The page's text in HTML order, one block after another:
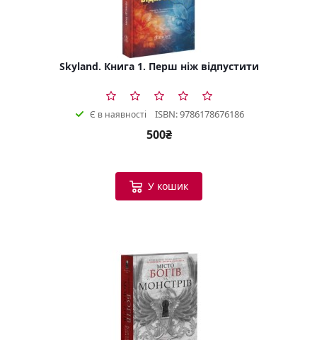
Skyland. Книга 1. Перш ніж відпустити
Є в наявності ISBN: 9786178676186
500₴
У кошик